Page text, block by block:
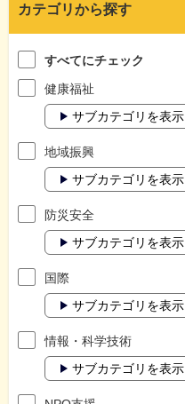
カテゴリから探す
すべてにチェック
健康福祉
サブカテゴリを表示
地域振興
サブカテゴリを表示
防災安全
サブカテゴリを表示
国際
サブカテゴリを表示
情報・科学技術
サブカテゴリを表示